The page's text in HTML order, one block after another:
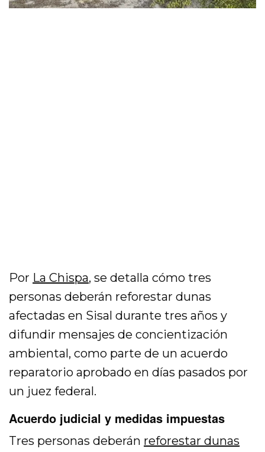
Por La Chispa, se detalla cómo tres
personas deberán reforestar dunas
afectadas en Sisal durante tres años y
difundir mensajes de concientización
ambiental, como parte de un acuerdo
reparatorio aprobado en días pasados por
un juez federal.
Acuerdo judicial y medidas impuestas
Tres personas deberán reforestar dunas